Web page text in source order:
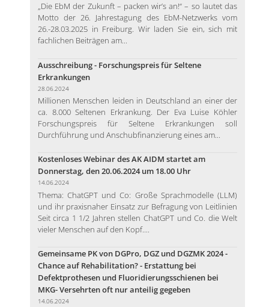
„Die EbM der Zukunft – packen wir’s an!“ – so lautet das
Motto der 26. Jahrestagung des EbM-Netzwerks vom
26.-28.03.2025 in Freiburg. Wir laden Sie ein, sich mit
fachlichen Beiträgen am...
Ausschreibung - Forschungspreis für Seltene
Erkrankungen
28.06.2024
Millionen Menschen leiden in Deutschland an einer der
ca. 8.000 Seltenen Erkrankung. Der Eva Luise Köhler
Forschungspreis für Seltene Erkrankungen soll
Durchführung und Anschubfinanzierung eines am...
Kostenloses Webinar des AK AIDM startet am
Donnerstag, den 20.06.2024 um 18.00 Uhr
14.06.2024
Thema: ChatGPT und Co: Große Sprachmodelle (LLM)
und ihr praxisnaher Einsatz zur Befragung von Leitlinien
Seit circa 1 1/2 Jahren stellen ChatGPT und Co. die Welt
vieler Menschen auf den Kopf....
Gemeinsame PK von DGPro, DGZ und DGZMK 2024 -
Chance auf Rehabilitation? - Erstattung bei
Defektprothesen und Fluoridierungsschienen bei
MKG- Versehrten oft nur anteilig gegeben
14.06.2024